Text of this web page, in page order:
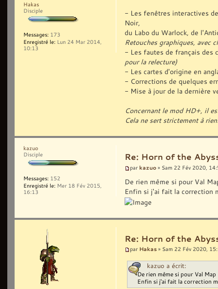
- Les fenêtres interactives
Noir,
du Labo du Warlock, de
Retouches graphiques, avec
- Les fautes de français des
pour la relecture)
- Les cartes d'origine en
- Corrections de quelques
- Mise à jour de la dernière
Concernant le mod HD+, il
Cela ne sert strictement à
Hakas
Disciple
Messages: 173
Enregistré le: Lun 24 Mar 2014,
10:13
Re: Horn of the
par kazuo » Sam 22 Fév 2020,
De rien même si pour Val
Enfin si j'ai fait la correction
kazuo
Disciple
Messages: 152
Enregistré le: Mer 18 Fév 2015,
16:13
Re: Horn of the
par Hakas » Sam 22 Fév 2020,
kazuo a écrit:
De rien même si pour Val
Enfin si j'ai fait la correction